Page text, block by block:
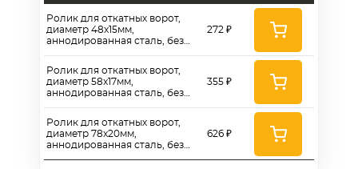
Ролик для откатных ворот,
диаметр 48x15мм,
аннодированная сталь, без
паз - Rv 48x15
Ролик для откатных ворот,
диаметр 58x17мм,
аннодированная сталь, без
паз - Rv 58x17
Ролик для откатных ворот,
диаметр 78x20мм,
аннодированная сталь, без
272 ₽
355 ₽
626 ₽